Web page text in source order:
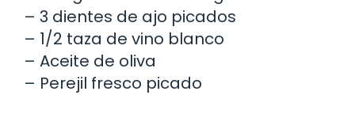
– 3 dientes de ajo picados
– 1/2 taza de vino blanco
– Aceite de oliva
– Perejil fresco picado